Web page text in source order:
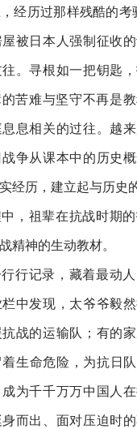
经历过那样残酷的考
被日本人强制征收
。寻根如一把钥匙
苦难与坚守不再是教
息相关的过往。越
争从课本中的历史
经历，建立起与历史
，祖辈在抗战时期
精神的生动教材。
行记录，藏着最动
中发现，太爷爷毅
战的运输队；有的
着生命危险，为抗日
为千千万万中国人在
而出、面对压迫时